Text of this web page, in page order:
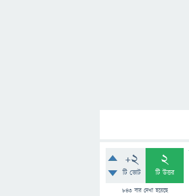
+2
টি ভোট
2
টি উত্তর
843বার দেখা হয়েছে